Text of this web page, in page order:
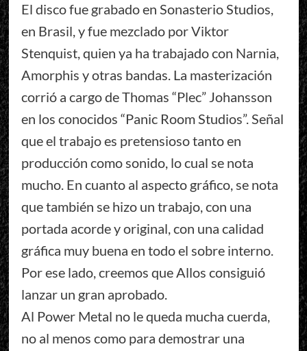
El disco fue grabado en Sonasterio Studios,
en Brasil, y fue mezclado por Viktor
Stenquist, quien ya ha trabajado con Narnia,
Amorphis y otras bandas. La masterización
corrió a cargo de Thomas “Plec” Johansson
en los conocidos “Panic Room Studios”. Señal
que el trabajo es pretensioso tanto en
producción como sonido, lo cual se nota
mucho. En cuanto al aspecto gráfico, se nota
que también se hizo un trabajo, con una
portada acorde y original, con una calidad
gráfica muy buena en todo el sobre interno.
Por ese lado, creemos que Allos consiguió
lanzar un gran aprobado.
Al Power Metal no le queda mucha cuerda,
no al menos como para demostrar una